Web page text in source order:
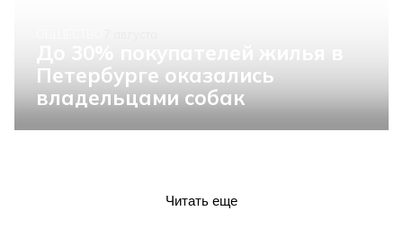
Петербурге оказались
владельцами собак
Читать еще